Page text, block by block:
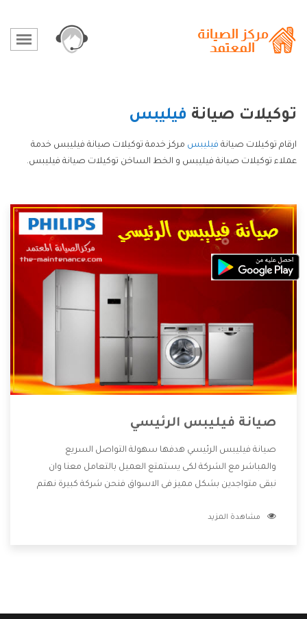
توكيلات صيانة فيليبس
ارقام توكيلات صيانة فيليبس مركز خدمة توكيلات صيانة فيليبس خدمة
عملاء توكيلات صيانة فيليبس و الخط الساخن توكيلات صيانة فيليبس.
صيانة فيليبس الرئيسي
صيانة فيليبس الرئيسي هدفها سهولة التواصل السريع
والمباشر مع الشركة لكى يستمتع العميل بالتعامل معنا وان
نبقى متواجدين بشكل مميز فى الاسواق فنحن شركة كبيرة نهتم
الشركة بها والتى تكون منها خدمة الصيانة التى تكون من أهم
مشاهدة المزيد